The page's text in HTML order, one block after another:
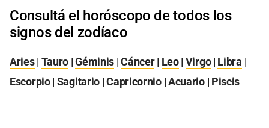
Consultá el horóscopo de todos los
signos del zodíaco
Aries| Tauro |Géminis |Cáncer| Leo| Virgo| Libra |
Escorpio| Sagitario |Capricornio|Acuario| Piscis